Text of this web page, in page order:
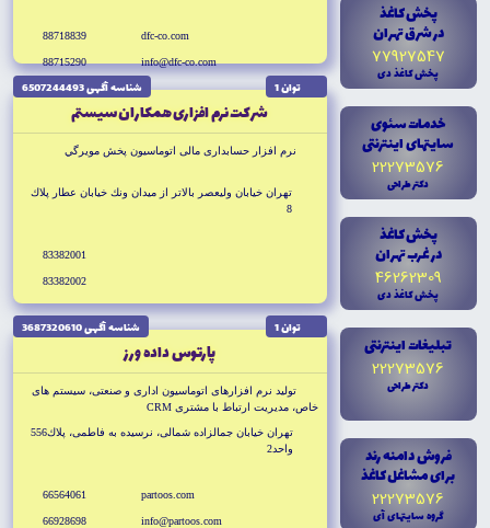
پخش کاغذ
در شرق تهران
77927547
پخش کاغذ دى
خدمات سئوى
سايتهاى اينترنتى
22273576
دکتر طراحى
پخش کاغذ
در غرب تهران
46262309
پخش کاغذ دى
تبليغات اينترنتى
22273576
دکتر طراحى
فروش دامنه رند
براى مشاغل کاغذ
22273576
گروه سايتهاى آى
dfc-co.com
info@dfc-co.com
88718839
88715290
توان 1 شناسه آگهى 6507244493
شركت نرم افزارى همكاران سيستم
نرم افزار حسابدارى مالى اتوماسيون پخش مويرگي
تهران خيابان وليعصر بالا‌تر از ميدان ونك خيابان عطار پلاك
8
83382001
83382002
توان 1 شناسه آگهى 3687320610
پارتوس داده ورز
توليد نرم افزارهاى اتوماسيون ادارى و صنعتى، سيستم هاى
خاص، مديريت ارتباط با مشترى CRM
تهران خيابان جمالزاده شمالى، نرسيده به فاطمى، پلاك556
واحد2
partoos.com
info@partoos.com
66564061
66928698